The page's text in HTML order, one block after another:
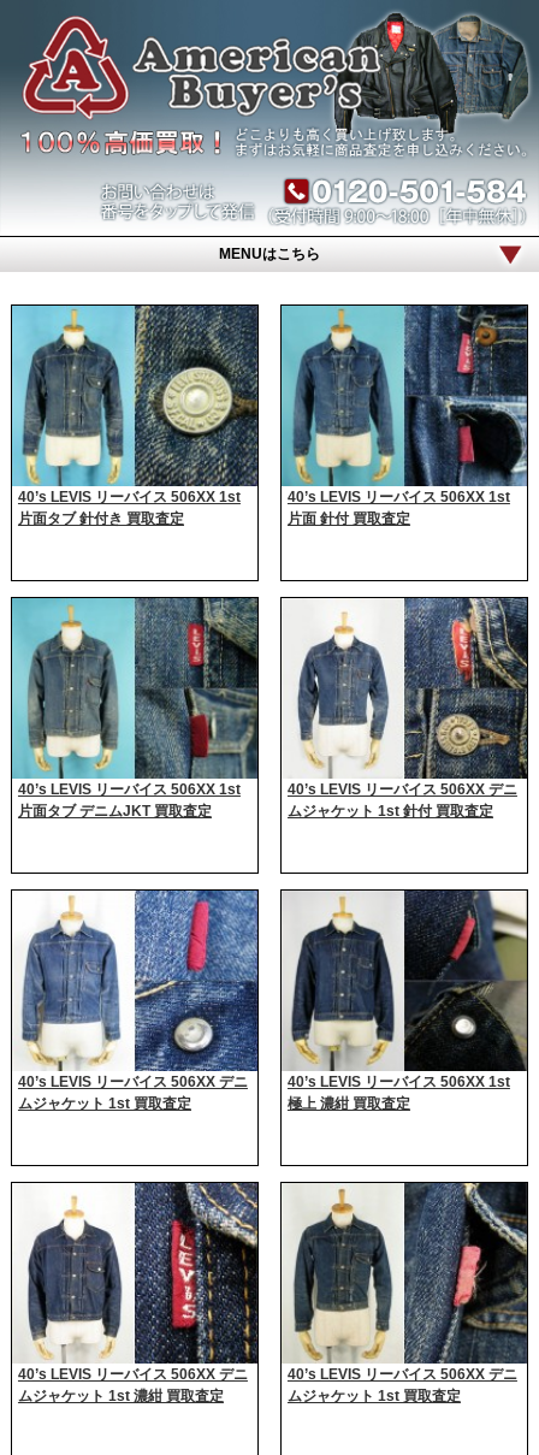
MENUはこちら
40’s LEVIS リーバイス 506XX 1st
片面タブ 針付き 買取査定
40’s LEVIS リーバイス 506XX 1st
片面 針付 買取査定
40’s LEVIS リーバイス 506XX 1st
片面タブ デニムJKT 買取査定
40’s LEVIS リーバイス 506XX デニ
ムジャケット 1st 針付 買取査定
40’s LEVIS リーバイス 506XX デニ
ムジャケット 1st 買取査定
40’s LEVIS リーバイス 506XX 1st
極上 濃紺 買取査定
40’s LEVIS リーバイス 506XX デニ
ムジャケット 1st 濃紺 買取査定
40’s LEVIS リーバイス 506XX デニ
ムジャケット 1st 買取査定